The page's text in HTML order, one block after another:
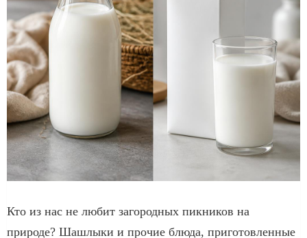
Кто из нас не любит загородных пикников на
природе? Шашлыки и прочие блюда, приготовленные